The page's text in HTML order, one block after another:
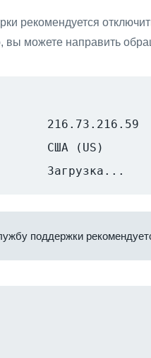
рекомендуется
можете направить
216.73.216.59
США (US)
Загрузка...
поддержки